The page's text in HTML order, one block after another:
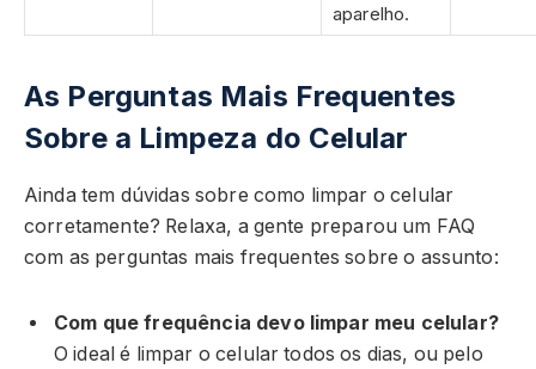
aparelho.
As Perguntas Mais Frequentes
Sobre a Limpeza do Celular
Ainda tem dúvidas sobre como limpar o celular
corretamente? Relaxa, a gente preparou um FAQ
com as perguntas mais frequentes sobre o assunto:
Com que frequência devo limpar meu celular?
O ideal é limpar o celular todos os dias, ou pelo